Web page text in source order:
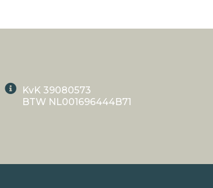
KvK 39080573
BTW NL001696444B71